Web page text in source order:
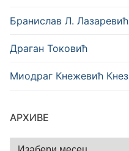
Бранислав Л. Лазаревић
Драган Токовић
Миодраг Кнежевић Кнез
АРХИВЕ
Архиве